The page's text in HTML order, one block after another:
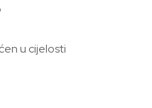
u cijelosti